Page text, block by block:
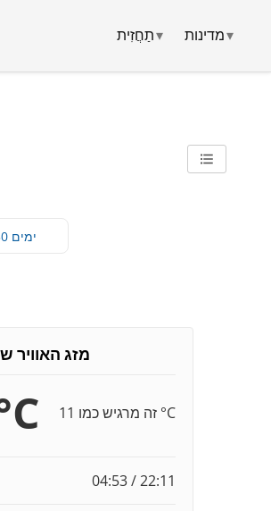
תַחֲזִית▾ מדינות▾
30 ימים
מזג האוויר
זה מרגיש כמו 11 °C
04:53 / 22:11